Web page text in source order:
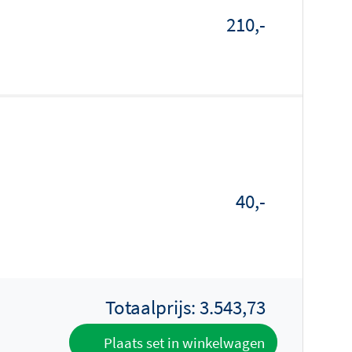
210,-
40,-
Totaalprijs:3.543,73
Plaats set in winkelwagen